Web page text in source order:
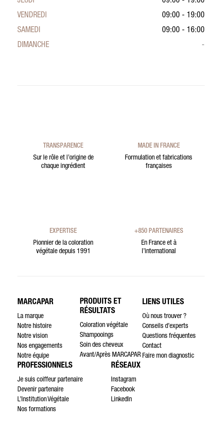
VENDREDI
09:00 - 19:00
SAMEDI
09:00 - 16:00
DIMANCHE
-
TRANSPARENCE
Sur le rôle et l’origine de
chaque ingrédient
MADE IN FRANCE
Formulation et fabrications
françaises
EXPERTISE
Pionnier de la coloration
végétale depuis 1991
+850 PARTENAIRES
En France et à
l’international
MARCAPAR
La marque
Notre histoire
Notre vision
Nos engagements
Notre équipe
PRODUITS ET
RÉSULTATS
Coloration végétale
Shampooings
Soin des cheveux
Avant/Après MARCAPAR
LIENS UTILES
Où nous trouver ?
Conseils d’experts
Questions fréquentes
Contact
Faire mon diagnostic
PROFESSIONNELS
Je suis coiffeur partenaire
Devenir partenaire
L’Institution Végétale
Nos formations
RÉSEAUX
Instagram
Facebook
LinkedIn